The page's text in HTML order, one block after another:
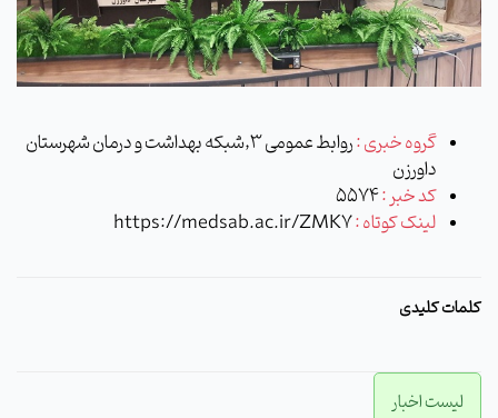
گروه خبری :
روابط عمومی 3,شبکه بهداشت و درمان شهرستان
داورزن
کد خبر :5574
لینک کوتاه :https://medsab.ac.ir/ZMK7
کلمات کلیدی
لیست اخبار